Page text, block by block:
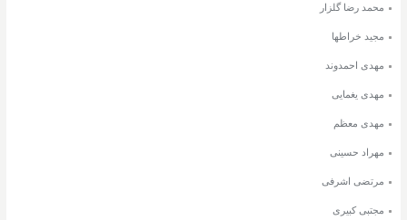
محمد رضا گلزار
مجید خراطها
مهدی احمدوند
مهدی یغمایی
مهدی معظم
مهراد حسینی
مرتضی اشرفی
مجتبی کبیری